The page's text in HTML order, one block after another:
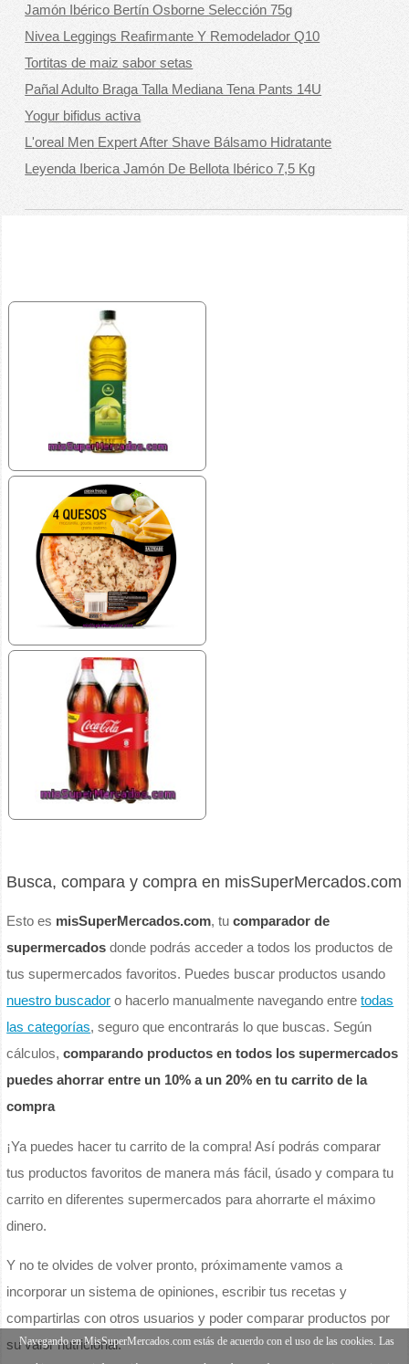
Jamón Ibérico Bertín Osborne Selección 75g
Nivea Leggings Reafirmante Y Remodelador Q10
Tortitas de maiz sabor setas
Pañal Adulto Braga Talla Mediana Tena Pants 14U
Yogur bifidus activa
L'oreal Men Expert After Shave Bálsamo Hidratante
Leyenda Iberica Jamón De Bellota Ibérico 7,5 Kg
Busca, compara y compra en misSuperMercados.com
Esto es misSuperMercados.com, tucomparador de
supermercados donde podrás acceder a todos los productos de
tus supermercados favoritos. Puedes buscar productos usando
nuestro buscador o hacerlo manualmente navegando entretodas
las categorías, seguro que encontrarás lo que buscas. Según
cálculos,comparando productos en todos los supermercados
puedes ahorrar entre un 10% a un 20% en tu carrito de la
compra
¡Ya puedes hacer tu carrito de la compra! Así podrás comparar
tus productos favoritos de manera más fácil, úsado y compara tu
carrito en diferentes supermercados para ahorrarte el máximo
dinero.
Y no te olvides de volver pronto, próximamente vamos a
incorporar un sistema de opiniones, escribir tus recetas y
compartirlas con otros usuarios y poder comparar productos por
su valor nutricional.
Navegando en MisSuperMercados.com estás de acuerdo con el uso de las cookies. Las